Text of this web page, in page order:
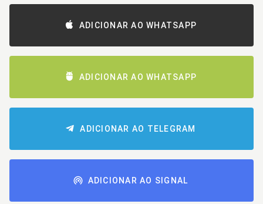
ADICIONAR AO WHATSAPP
ADICIONAR AO WHATSAPP
ADICIONAR AO TELEGRAM
ADICIONAR AO SIGNAL